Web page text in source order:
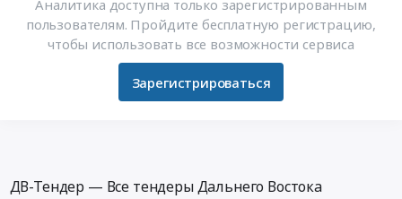
Аналитика доступна только зарегистрированным
пользователям. Пройдите бесплатную регистрацию,
чтобы использовать все возможности сервиса
Зарегистрироваться
ДВ-Тендер — Все тендеры Дальнего Востока